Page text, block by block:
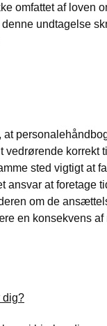
omfattet af loven
undtagelse
at
vedrørende korrekt
sted vigtigt at
ansvar at foretage
om de
en konsekvens af
dig?